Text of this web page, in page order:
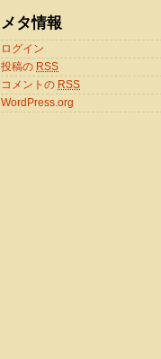
メタ情報
ログイン
投稿の RSS
コメントの RSS
WordPress.org